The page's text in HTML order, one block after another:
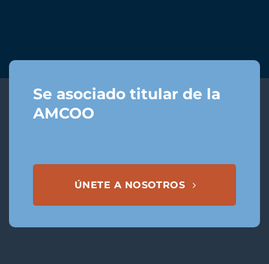
Se asociado titular de la
AMCOO
ÚNETE A NOSOTROS